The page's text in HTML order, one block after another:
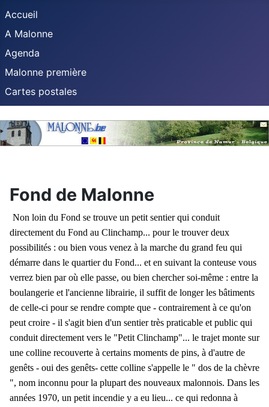
Accueil
A Malonne
Agenda
Malonne première
Cartes postales
Fond de Malonne
Non loin du Fond se trouve un petit sentier qui conduit
directement du Fond au Clinchamp... pour le trouver deux
possibilités : ou bien vous venez à la marche du grand feu qui
démarre dans le quartier du Fond... et en suivant la conteuse vous
verrez bien par où elle passe, ou bien chercher soi-même : entre la
boulangerie et l'ancienne librairie, il suffit de longer les bâtiments
de celle-ci pour se rendre compte que - contrairement à ce qu'on
peut croire - il s'agit bien d'un sentier très praticable et public qui
conduit directement vers le "Petit Clinchamp"... le trajet monte sur
une colline recouverte à certains moments de pins, à d'autre de
genêts - oui des genêts- cette colline s'appelle le " dos de la chèvre
", nom inconnu pour la plupart des nouveaux malonnois. Dans les
années 1970, un petit incendie y a eu lieu... ce qui redonna à